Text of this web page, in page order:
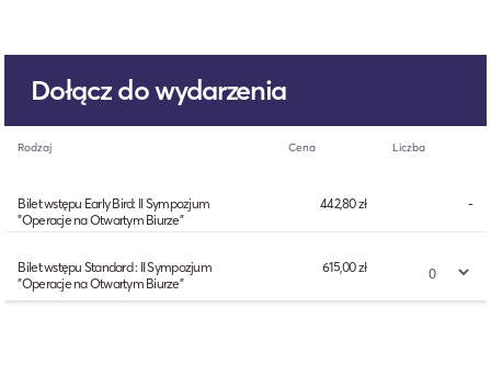
Dołącz do wydarzenia
Rodzaj Cena Liczba
Bilet wstępu Early Bird: II Sympozjum
"Operacje na Otwartym Biurze"
442,80 zł -
Bilet wstępu Standard : II Sympozjum
"Operacje na Otwartym Biurze"
615,00 zł